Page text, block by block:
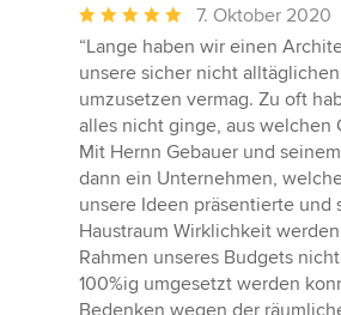
Durchschnittliche
Bewertung:
5
von
5
Sternen
7. Oktober 2020
“Lange haben wir einen
unsere sicher nicht
umzusetzen vermag. Zu oft
alles nicht ginge, aus welchen
Mit Hernn Gebauer und
dann ein Unternehmen,
unsere Ideen präsentierte und
Haustraum Wirklichkeit
Rahmen unseres Budgets
100%ig umgesetzt werden
Bedenken wegen der